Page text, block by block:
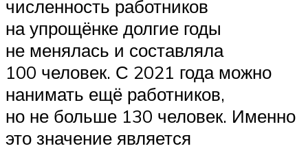
численность работников
на упрощёнке долгие годы
не менялась и составляла
100 человек. С 2021 года можно
нанимать ещё работников,
но не больше 130 человек. Именно
это значение является